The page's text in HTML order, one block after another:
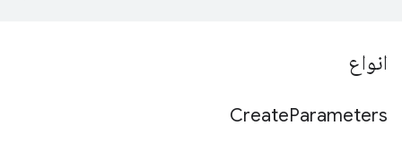
انواع
CreateParameters